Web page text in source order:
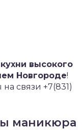
высокого
Новгороде!
связи +7(831)
маникюра